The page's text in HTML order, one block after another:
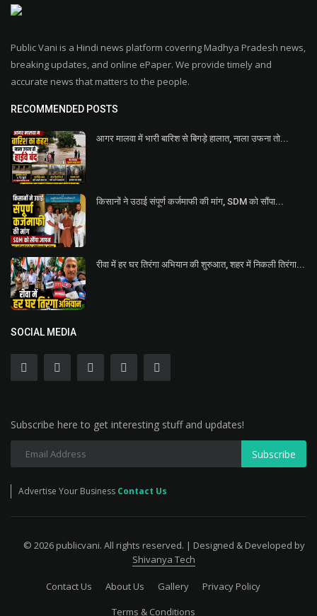
Public Vani is a Hindi news platform covering Madhya Pradesh news,
breaking updates, and online ePaper. We provide timely and
accurate news that matters to the people.
RECOMMENDED POSTS
आगर मालवा में भारी बारिश से बिगड़े हालात, नाला उफना तो...
किसानों ने उठाई संपूर्ण कर्जमाफी की मांग, SDM को सौंपा...
रीवा में हर घर तिरंगा अभियान की शुरुआत, शहर में निकली तिरंगा...
SOCIAL MEDIA
Subscribe here to get interesting stuff and updates!
Subscribe
Advertise Your Business Contact Us
© 2026 publicvani. All rights reserved. | Designed & Developed by
Shivanya Tech
Contact Us About Us Gallery
Privacy Policy
Terms & Conditions